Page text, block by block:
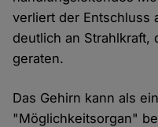
verliert der Entschluss
deutlich an Strahlkraft,
geraten.
Das Gehirn kann als ein
"Möglichkeitsorgan"